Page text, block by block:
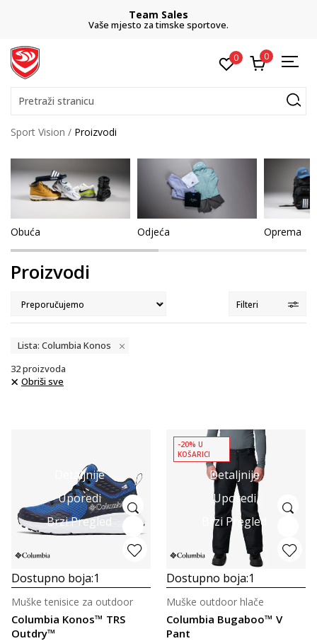
Team Sales
Vaše mjesto za timske sportove.
0 0
Pretraži stranicu
Sport Vision Proizvodi
Obuća Odjeća Oprema
Proizvodi
Filteri
Lista: Columbia Konos
32proizvoda
Obriši sve
Detaljnije
Uporedi
Brzi Pregled
Dostupno boja:1
Columbia Konos™ TRS
Outdry™
Muške tenisice za outdoor
Detaljnije
Uporedi
Brzi Pregled
-20% U
KOŠARICI
Dostupno boja:1
Columbia Bugaboo™ V
Pant
Muške outdoor hlače